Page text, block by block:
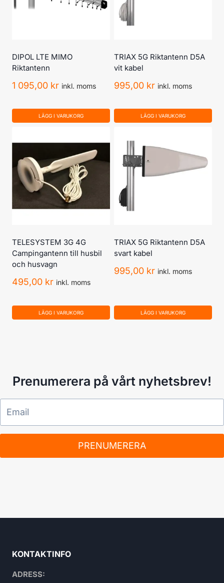
DIPOL LTE MIMO
Riktantenn
1 095,00 kr inkl. moms
LÄGG I VARUKORG
TRIAX 5G Riktantenn D5A
vit kabel
995,00 kr inkl. moms
LÄGG I VARUKORG
TELESYSTEM 3G 4G
Campingantenn till husbil
och husvagn
495,00 kr inkl. moms
LÄGG I VARUKORG
TRIAX 5G Riktantenn D5A
svart kabel
995,00 kr inkl. moms
LÄGG I VARUKORG
Prenumerera på vårt nyhetsbrev!
PRENUMERERA
KONTAKTINFO
ADRESS: